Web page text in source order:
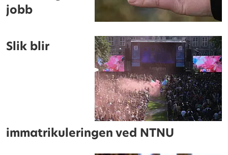
jobb
Slik blir
immatrikuleringen ved NTNU